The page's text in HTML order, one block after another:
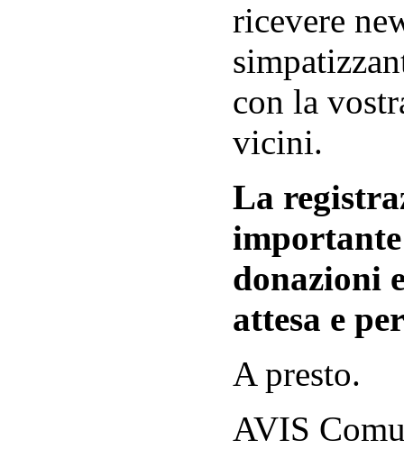
ricevere
con la
vicini.
La
donazioni
attesa e
A presto.
AVIS